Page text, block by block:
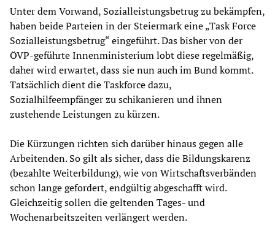
Unter dem Vorwand, Sozialleistungsbetrug zu bekämpfen,
haben beide Parteien in der Steiermark eine „Task Force
Sozialleistungsbetrug“ eingeführt. Das bisher von der
ÖVP-geführte Innenministerium lobt diese regelmäßig,
daher wird erwartet, dass sie nun auch im Bund kommt.
Tatsächlich dient die Taskforce dazu,
Sozialhilfeempfänger zu schikanieren und ihnen
zustehende Leistungen zu kürzen.
Die Kürzungen richten sich darüber hinaus gegen alle
Arbeitenden. So gilt als sicher, dass die Bildungskarenz
(bezahlte Weiterbildung), wie von Wirtschaftsverbänden
schon lange gefordert, endgültig abgeschafft wird.
Gleichzeitig sollen die geltenden Tages- und
Wochenarbeitszeiten verlängert werden.